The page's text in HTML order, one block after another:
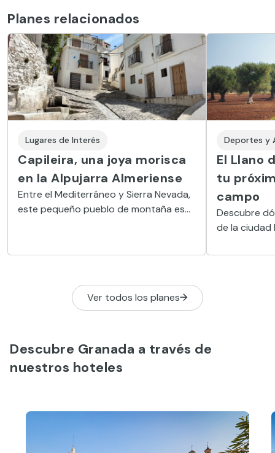
Planes relacionados
Lugares de Interés
Capileira, una joya morisca
en la Alpujarra Almeriense
Entre el Mediterráneo y Sierra Nevada,
este pequeño pueblo de montaña es
Deportes y
El Llano
tu
campo
Descubre
de la ciudad
escapada al
Ver todos los planes
Descubre Granada a través de
nuestros hoteles